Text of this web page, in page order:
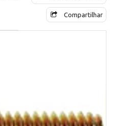
Compartilhar